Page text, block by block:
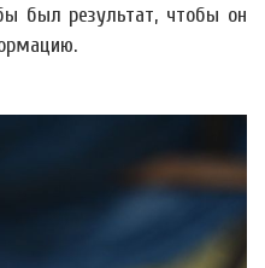
был результат, чтобы он